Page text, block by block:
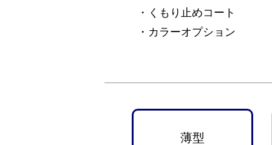
・くもり止めコート
・カラーオプション
薄型